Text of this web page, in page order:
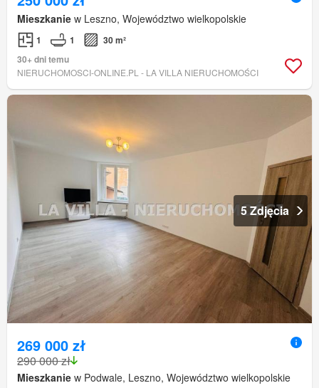
Mieszkanie w Leszno, Województwo wielkopolskie
1 1
30 m²
30+ dni temu
NIERUCHOMOSCI-ONLINE.PL - LA VILLA NIERUCHOMOŚCI
5 Zdjęcia
269 000 zł
290 000 zł
Mieszkanie w Podwale, Leszno, Województwo wielkopolskie